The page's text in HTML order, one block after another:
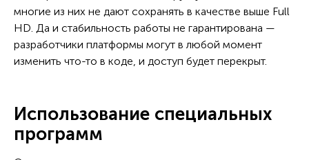
многие из них не дают сохранять в качестве выше Full
HD. Да и стабильность работы не гарантирована —
разработчики платформы могут в любой момент
изменить что-то в коде, и доступ будет перекрыт.
Использование специальных
программ